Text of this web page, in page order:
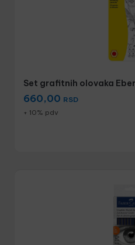
Set grafitnih olovaka
660,00 RSD
+ 10% pdv